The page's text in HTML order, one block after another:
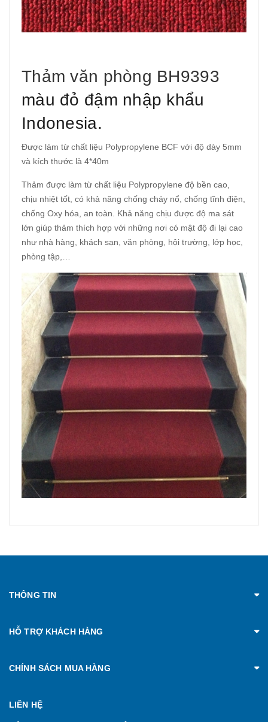
Thảm văn phòng BH9393
màu đỏ đậm nhập khẩu
Indonesia.
Được làm từ chất liệu Polypropylene BCF với độ dày 5mm
và kích thước là 4*40m
Thảm được làm từ chất liệu Polypropylene độ bền cao,
chịu nhiệt tốt, có khả năng chống cháy nổ, chống tĩnh điện,
chống Oxy hóa, an toàn. Khả năng chịu được độ ma sát
lớn giúp thảm thích hợp với những nơi có mật độ đi lại cao
như nhà hàng, khách sạn, văn phòng, hội trường, lớp học,
phòng tập,…
THÔNG TIN
HỖ TRỢ KHÁCH HÀNG
CHÍNH SÁCH MUA HÀNG
LIÊN HỆ